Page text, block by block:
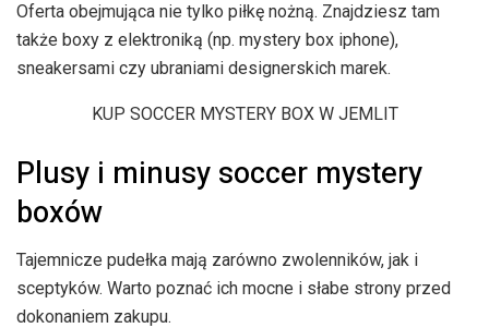
Oferta obejmująca nie tylko piłkę nożną. Znajdziesz tam
także boxy z elektroniką (np. mystery box iphone),
sneakersami czy ubraniami designerskich marek.
KUP SOCCER MYSTERY BOX W JEMLIT
Plusy i minusy soccer mystery
boxów
Tajemnicze pudełka mają zarówno zwolenników, jak i
sceptyków. Warto poznać ich mocne i słabe strony przed
dokonaniem zakupu.